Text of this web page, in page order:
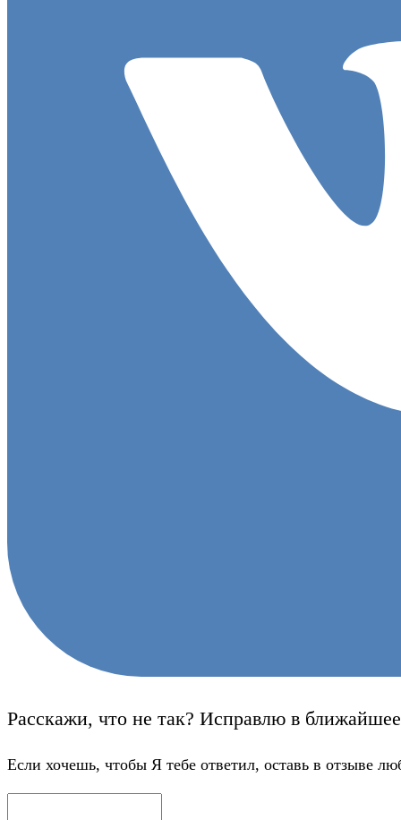
Расскажи, что не так? Исправлю в
Если хочешь, чтобы Я тебе ответил, оставь в отзыве